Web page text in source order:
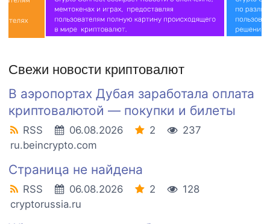
Свежи новости криптовалют
В аэропортах Дубая заработала оплата
криптовалютой — покупки и билеты
RSS 06.08.2026 2
237
ru.beincrypto.com
Страница не найдена
RSS 06.08.2026 2
128
cryptorussia.ru